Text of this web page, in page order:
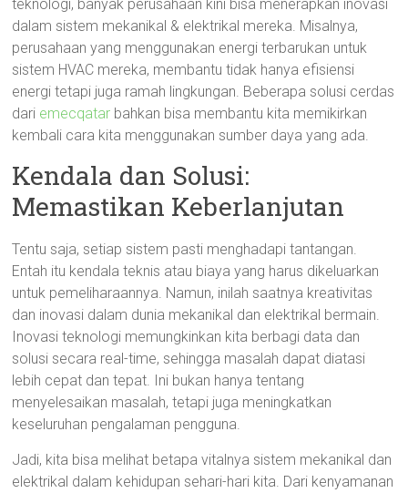
teknologi, banyak perusahaan kini bisa menerapkan inovasi
dalam sistem mekanikal & elektrikal mereka. Misalnya,
perusahaan yang menggunakan energi terbarukan untuk
sistem HVAC mereka, membantu tidak hanya efisiensi
energi tetapi juga ramah lingkungan. Beberapa solusi cerdas
dari emecqatar bahkan bisa membantu kita memikirkan
kembali cara kita menggunakan sumber daya yang ada.
Kendala dan Solusi:
Memastikan Keberlanjutan
Tentu saja, setiap sistem pasti menghadapi tantangan.
Entah itu kendala teknis atau biaya yang harus dikeluarkan
untuk pemeliharaannya. Namun, inilah saatnya kreativitas
dan inovasi dalam dunia mekanikal dan elektrikal bermain.
Inovasi teknologi memungkinkan kita berbagi data dan
solusi secara real-time, sehingga masalah dapat diatasi
lebih cepat dan tepat. Ini bukan hanya tentang
menyelesaikan masalah, tetapi juga meningkatkan
keseluruhan pengalaman pengguna.
Jadi, kita bisa melihat betapa vitalnya sistem mekanikal dan
elektrikal dalam kehidupan sehari-hari kita. Dari kenyamanan